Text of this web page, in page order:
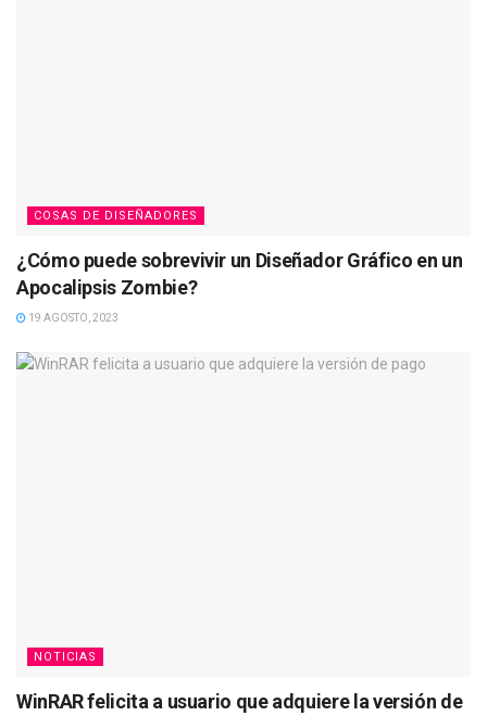
COSAS DE DISEÑADORES
¿Cómo puede sobrevivir un Diseñador Gráfico en un
Apocalipsis Zombie?
19 AGOSTO, 2023
NOTICIAS
WinRAR felicita a usuario que adquiere la versión de